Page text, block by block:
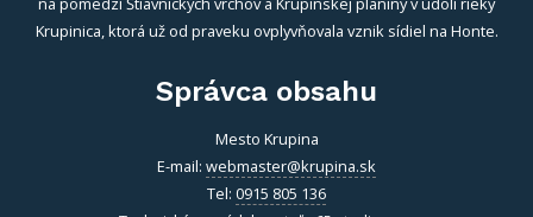
Vitajte v starobylom kráľovskom meste Krupina, ktoré sa rozprestiera
na pomedzí Štiavnických vrchov a Krupinskej planiny v údolí rieky
Krupinica, ktorá už od praveku ovplyvňovala vznik sídiel na Honte.